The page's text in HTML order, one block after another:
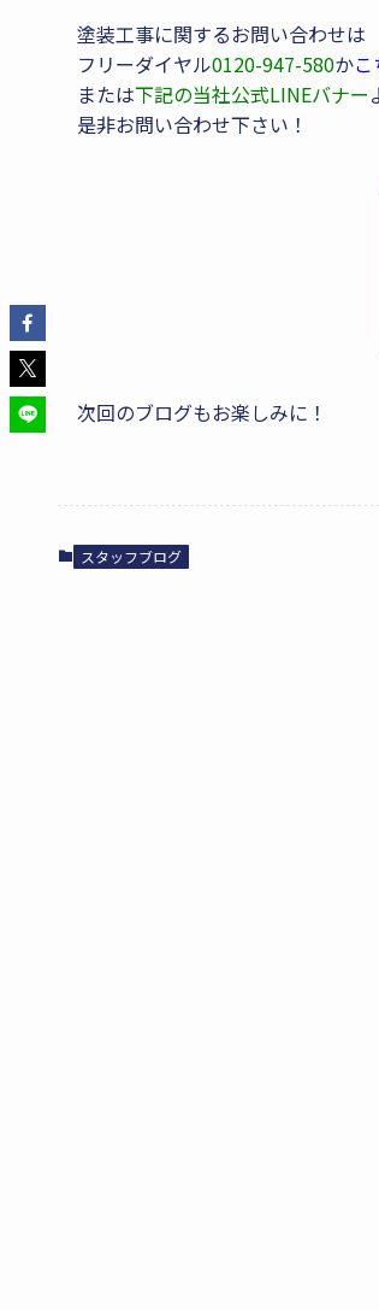
塗装工事に関するお問い合わせは
フリーダイヤル0120-947-580か
または下記の当社公式LINEバナー
是非お問い合わせ下さい！
次回のブログもお楽しみに！
スタッフブログ